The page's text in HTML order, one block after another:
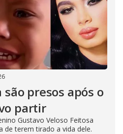
presos após o
partir
Gustavo Veloso Feitosa
de terem tirado a vida dele.